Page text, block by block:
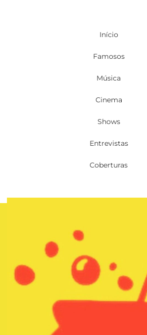
Início
Famosos
Música
Cinema
Shows
Entrevistas
Coberturas